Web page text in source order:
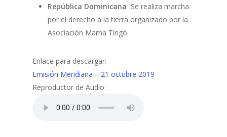
República Dominicana Se realiza marcha
por el derecho a la tierra organizado por la
Asociación Mama Tingó.
Enlace para descargar:
Emisión Meridiana – 21 octubre 2019
Reproductor de Audio: